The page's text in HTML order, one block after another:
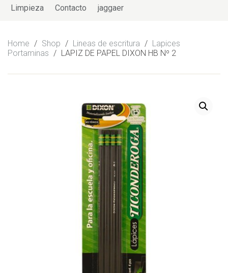
Limpieza Contacto jaggaer
Home / Shop / Lineas de escritura / Lapices
Portaminas / LAPIZ DE PAPEL DIXON HB Nº 2